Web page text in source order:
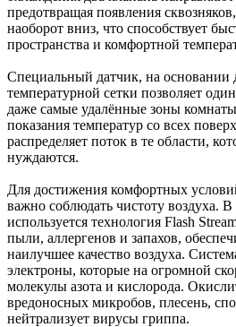
предотвращая появления
наоборот вниз, что способствует
пространства и комфортной
Специальный датчик, на основании
температурной сетки позволяет
даже самые удалённые зоны
показания температур со всех
распределяет поток в те области,
нуждаются.
Для достижения комфортных
важно соблюдать чистоту воздуха.
используется технология Flash
пыли, аллергенов и запахов,
наилучшее качество воздуха.
электроны, которые на огромной
молекулы азота и кислорода.
вредоносных микробов, плесень,
нейтрализует вирусы гриппа.